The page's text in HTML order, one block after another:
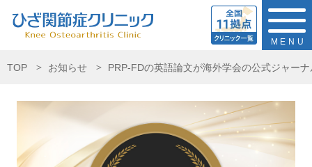
MENU
TOP お知らせ PRP-FDの英語論文が海外学会の公式ジャー